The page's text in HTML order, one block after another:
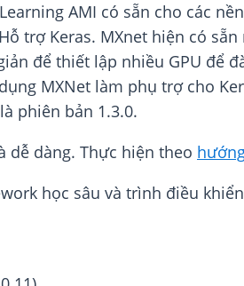
AMI có sẵn cho các
trợ Keras. MXnet hiện có
để thiết lập nhiều GPU để
MXNet làm phụ trợ cho
phiên bản 1.3.0.
dễ dàng. Thực hiện theo
học sâu và trình điều